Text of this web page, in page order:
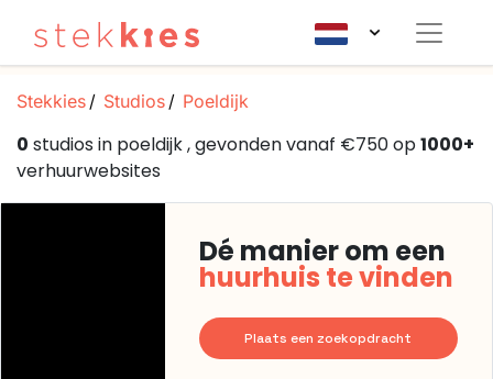
Stekkies Studios Poeldijk
0 studios in poeldijk , gevonden vanaf €750 op1000+
verhuurwebsites
Dé manier om een
huurhuis te vinden
Plaats een zoekopdracht